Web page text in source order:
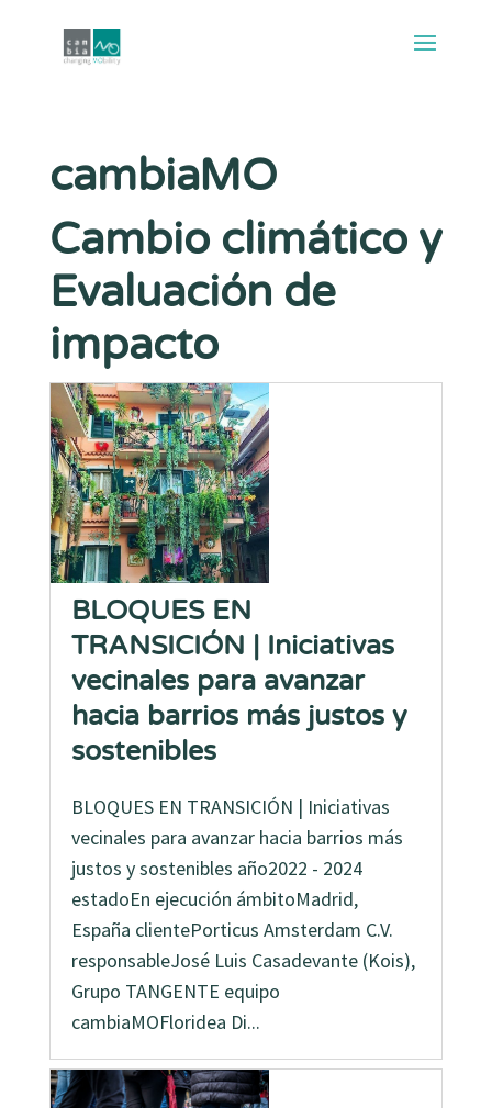
cambiaMO
Cambio climático y
Evaluación de
impacto
BLOQUES EN
TRANSICIÓN | Iniciativas
vecinales para avanzar
hacia barrios más justos y
sostenibles
BLOQUES EN TRANSICIÓN | Iniciativas
vecinales para avanzar hacia barrios más
justos y sostenibles año2022 - 2024
estadoEn ejecución ámbitoMadrid,
España clientePorticus Amsterdam C.V.
responsableJosé Luis Casadevante (Kois),
Grupo TANGENTE equipo
cambiaMOFloridea Di...